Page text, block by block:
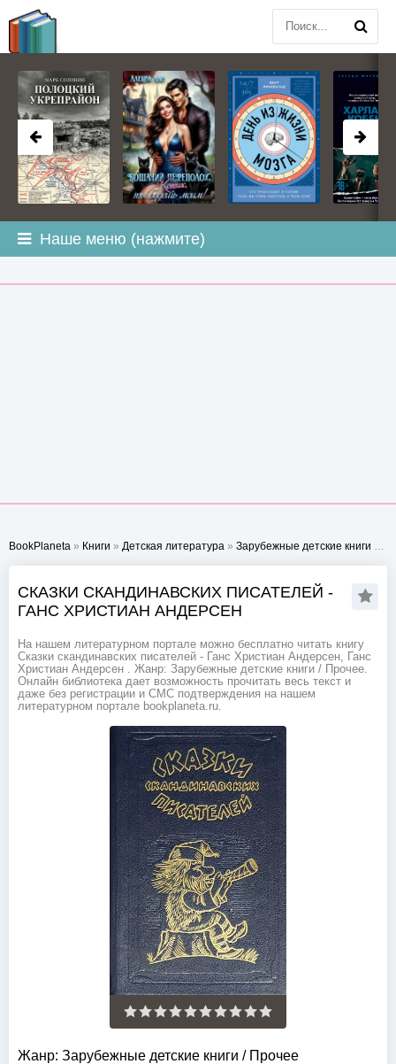
Наше меню (нажмите)
BookPlaneta » Книги » Детская литература » Зарубежные детские книги
СКАЗКИ СКАНДИНАВСКИХ ПИСАТЕЛЕЙ -
ГАНС ХРИСТИАН АНДЕРСЕН
На нашем литературном портале можно бесплатно читать книгу
Сказки скандинавских писателей - Ганс Христиан Андерсен, Ганс
Христиан Андерсен . Жанр: Зарубежные детские книги / Прочее.
Онлайн библиотека дает возможность прочитать весь текст и
даже без регистрации и СМС подтверждения на нашем
литературном портале bookplaneta.ru.
Жанр: Зарубежные детские книги / Прочее
BOOKPLANETA.COM